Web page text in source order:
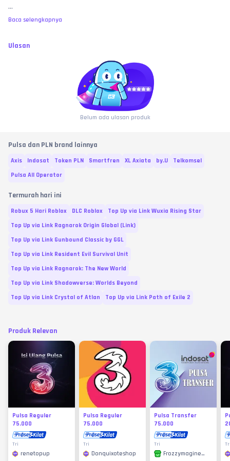
Senin - Minggu: 06.30 - 22.00
...
Baca selengkapnya
Ulasan
Belum ada ulasan produk
Pulsa dan PLN brand lainnya
Axis Indosat Token PLN Smartfren XL Axiata by.U
Telkomsel
Pulsa All Operator
Termurah hari ini
Robux 5 Hari Roblox DLC Roblox
Top Up via Link Wuxia Rising Star
Top Up via Link Ragnarok Origin Global (Link)
Top Up via Link Gunbound Classic by GGL
Top Up via Link Resident Evil Survival Unit
Top Up via Link Ragnarok: The New World
Top Up via Link Shadowverse: Worlds Beyond
Top Up via Link Crystal of Atlan
Top Up via Link Path of Exile 2
Produk Relevan
Pulsa Reguler
75.000
Tri
renetopup
Pulsa Reguler
75.000
Tri
Donquixoteshop
Pulsa Transfer
75.000
Tri
Frozzymagine